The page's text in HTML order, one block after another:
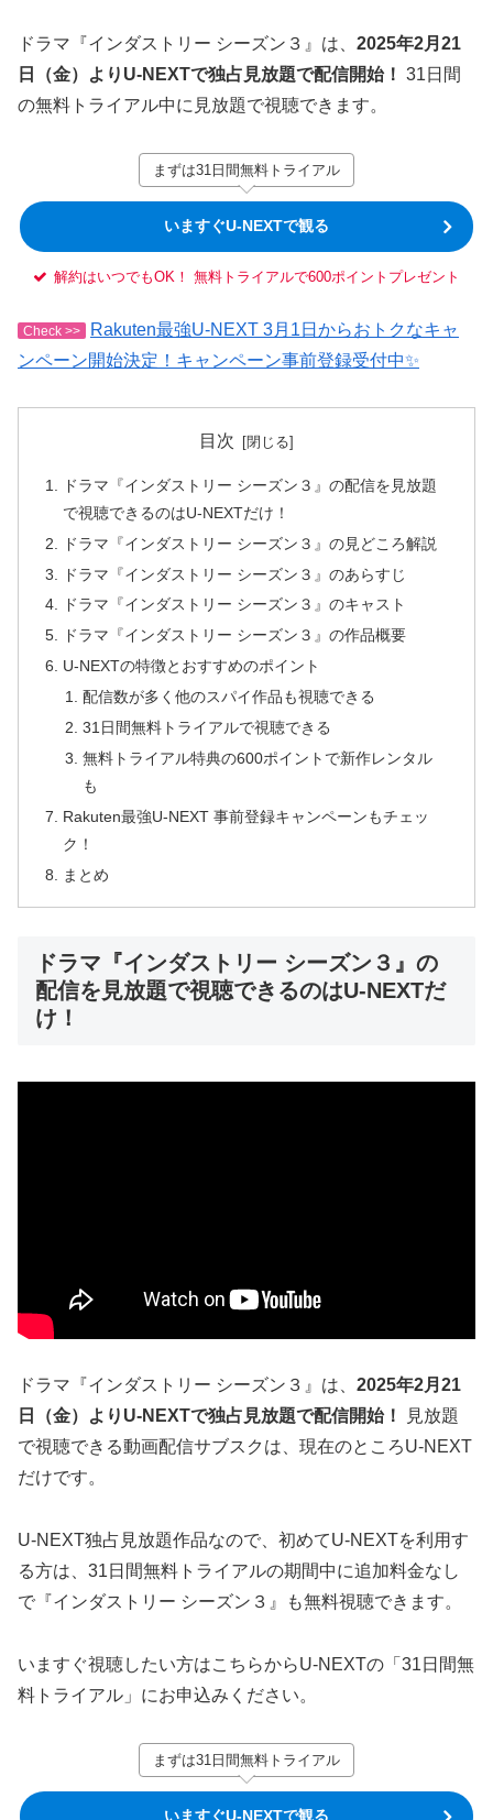
ドラマ『インダストリー シーズン３』は、 2025年2月21
日（金）よりU-NEXTで独占見放題で配信開始！ 31日間
の無料トライアル中に見放題で視聴できます。
まずは31日間無料トライアル
いますぐU-NEXTで観る
解約はいつでもOK！ 無料トライアルで600ポイントプレゼント
Check >>
Rakuten最強U-NEXT 3月1日からおトクなキャ
ンペーン開始決定！キャンペーン事前登録受付中✨
目次
ドラマ『インダストリー シーズン３』の配信を見放題
で視聴できるのはU-NEXTだけ！
ドラマ『インダストリー シーズン３』の見どころ解説
ドラマ『インダストリー シーズン３』のあらすじ
ドラマ『インダストリー シーズン３』のキャスト
ドラマ『インダストリー シーズン３』の作品概要
U-NEXTの特徴とおすすめのポイント
配信数が多く他のスパイ作品も視聴できる
31日間無料トライアルで視聴できる
無料トライアル特典の600ポイントで新作レンタル
も
Rakuten最強U-NEXT 事前登録キャンペーンもチェッ
ク！
まとめ
ドラマ『インダストリー シーズン３』の
配信を見放題で視聴できるのはU-NEXTだ
け！
ドラマ『インダストリー シーズン３』は、 2025年2月21
日（金）よりU-NEXTで独占見放題で配信開始！
見放題
で視聴できる動画配信サブスクは、現在のところU-NEXT
だけです。
U-NEXT独占見放題作品なので、初めてU-NEXTを利用す
る方は、31日間無料トライアルの期間中に追加料金なし
で『インダストリー シーズン３』も無料視聴できます。
いますぐ視聴したい方はこちらからU-NEXTの「31日間無
料トライアル」にお申込みください。
まずは31日間無料トライアル
いますぐU-NEXTで観る